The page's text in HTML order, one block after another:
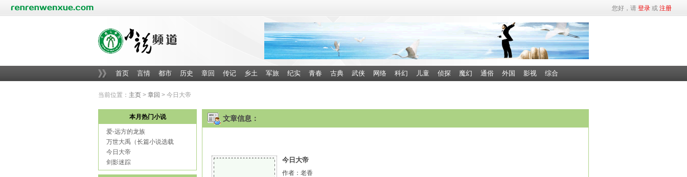
您好，请 登录 或 注册
首页 言情 都市 历史 章回 传记 乡土 军旅 纪实 青春 古典 武侠 网络 科幻 儿童 侦探 魔幻 通俗 外国 影视 综合
当前位置： 主页 > 章回 > 今日大帝
本月热门小说
爱-远方的龙族
万世大禹（长篇小说选载
今日大帝
剑影迷踪
文章信息：
今日大帝
作者：老香